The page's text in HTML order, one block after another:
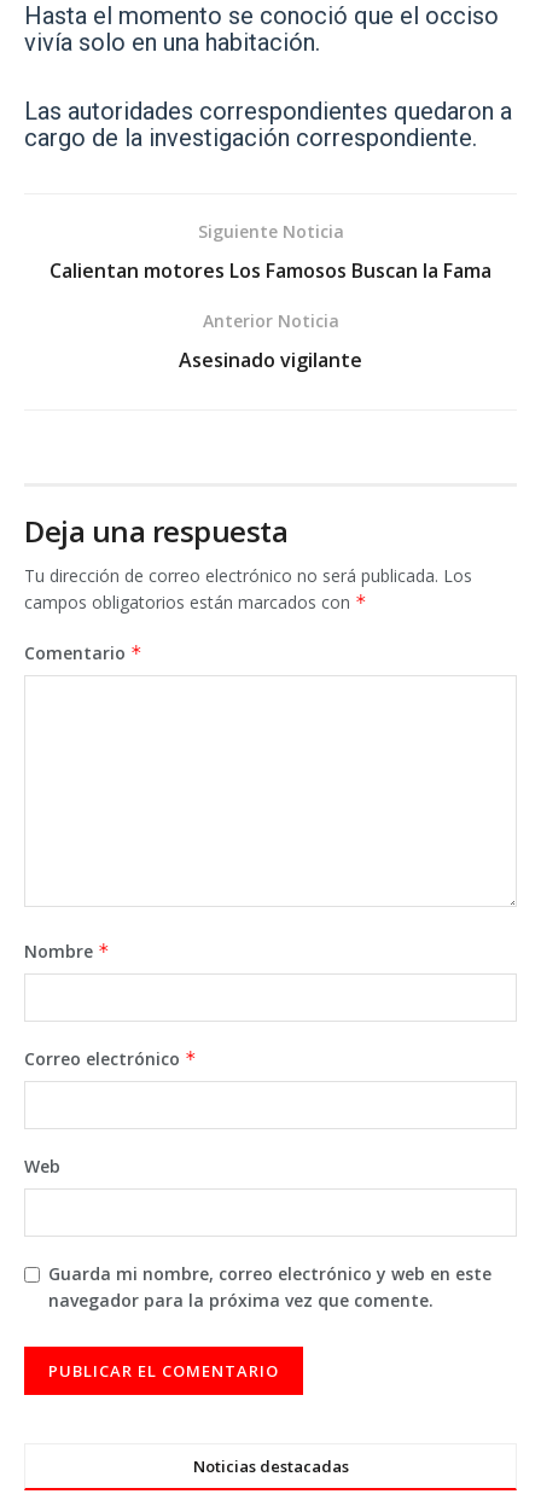
Hasta el momento se conoció que el occiso
vivía solo en una habitación.
Las autoridades correspondientes quedaron a
cargo de la investigación correspondiente.
Siguiente Noticia
Calientan motores Los Famosos Buscan la Fama
Anterior Noticia
Asesinado vigilante
Deja una respuesta
Tu dirección de correo electrónico no será publicada. Los
campos obligatorios están marcados con *
Comentario *
Nombre *
Correo electrónico *
Web
Guarda mi nombre, correo electrónico y web en este
navegador para la próxima vez que comente.
Noticias destacadas